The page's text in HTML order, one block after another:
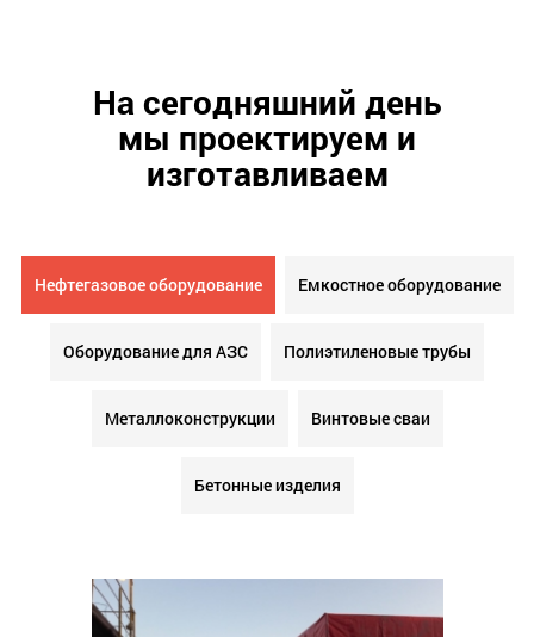
На сегодняшний день
мы проектируем и
изготавливаем
Нефтегазовое оборудование Емкостное оборудование
Оборудование для АЗС Полиэтиленовые трубы
Металлоконструкции Винтовые сваи
Бетонные изделия